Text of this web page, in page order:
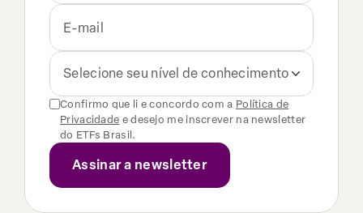
Selecione seu nível de conhecimento
Confirmo que li e concordo com a Política de
Privacidade e desejo me inscrever na newsletter
do ETFs Brasil.